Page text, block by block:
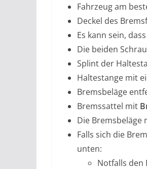
Fahrzeug am
Deckel des
Es kann sein,
Die beiden
Splint der
Haltestange mit
Bremsbeläge
Bremssattel mit
Die Bremsbeläge
Falls sich die
unten:
Notfalls den